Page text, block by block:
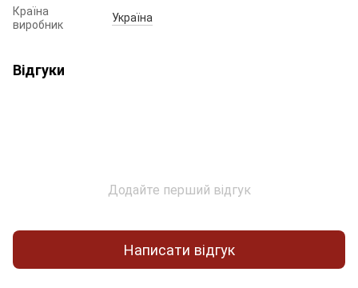
Країна
виробник
Україна
Відгуки
Додайте перший відгук
Написати відгук